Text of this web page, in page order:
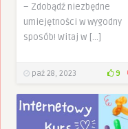
– Zdobądź niezbędne
umiejętności w wygodny
sposób! Witaj w […]
paź 28, 2023 9